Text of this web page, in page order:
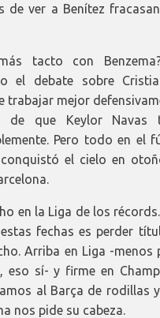
de ver a Benítez
tacto con
el debate sobre
trabajar mejor
de que Keylor Navas
Pero todo en el
el cielo en
en la Liga de los
fechas es perder
Arriba en Liga -menos
eso sí- y firme en
al Barça de rodillas
nos pide su cabeza.